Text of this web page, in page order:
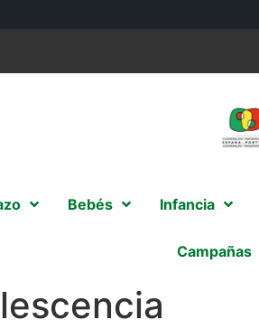
Bebés Infancia
Campañas